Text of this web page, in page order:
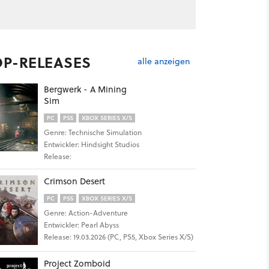
RELEASES alle anzeigen
Bergwerk - A Mining
Sim
PC PS5 XBOX SERIES X/S
Genre: Technische Simulation
Entwickler: Hindsight Studios
Release:
Crimson Desert
PC PS5 XBOX SERIES X/S
Genre: Action-Adventure
Entwickler: Pearl Abyss
Release: 19.03.2026 (PC, PS5, Xbox Series X/S)
Project Zomboid